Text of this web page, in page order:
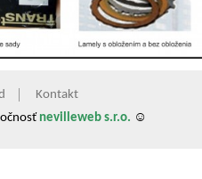
Kontakt
nevilleweb s.r.o. ☺